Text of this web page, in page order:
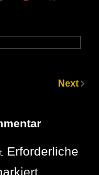
Next
Erforderliche